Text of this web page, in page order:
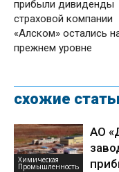
прибыли дивиденды
страховой компании
«Алском» остались
прежнем уровне
схожие
Химическая
Промышленность
АО